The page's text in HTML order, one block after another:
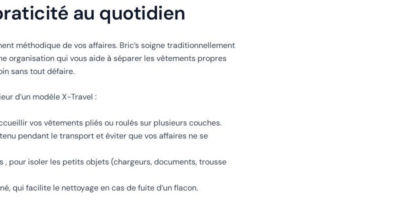
au quotidien
méthodique de vos affaires. Bric’s soigne traditionnellement
organisation qui vous aide à séparer les vêtements propres
sans tout défaire.
d’un modèle X-Travel :
vos vêtements pliés ou roulés sur plusieurs couches.
pendant le transport et éviter que vos affaires ne se
pour isoler les petits objets (chargeurs, documents, trousse
qui facilite le nettoyage en cas de fuite d’un flacon.